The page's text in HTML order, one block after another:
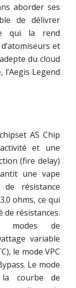
aborder ses
de délivrer
qui la rend
et
du cloud
Legend
AS Chip
et une
(fire delay)
une vape
résistance
ohms, ce qui
de résistances.
modes de
variable
le mode VPC
Le mode
la courbe de